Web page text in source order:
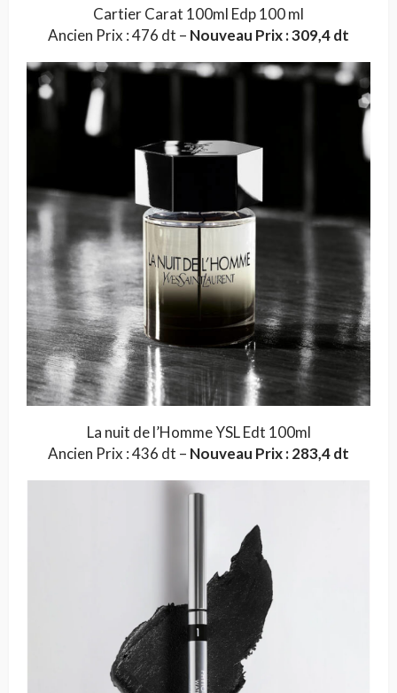
Cartier Carat 100ml Edp 100 ml
Ancien Prix : 476 dt – Nouveau Prix : 309,4 dt
La nuit de l’Homme YSL Edt 100ml
Ancien Prix : 436 dt – Nouveau Prix : 283,4 dt